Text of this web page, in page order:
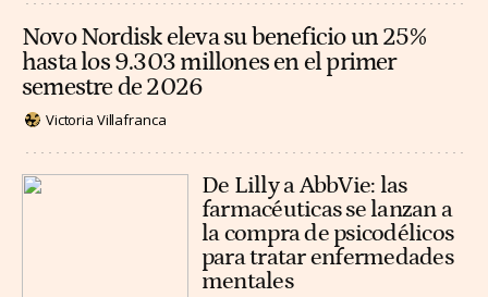
Novo Nordisk eleva su beneficio un 25%
hasta los 9.303 millones en el primer
semestre de 2026
Victoria Villafranca
De Lilly a AbbVie: las
farmacéuticas se lanzan a
la compra de psicodélicos
para tratar enfermedades
mentales